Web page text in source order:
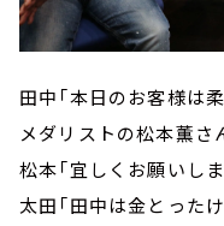
田中「本日のお客様は
メダリストの松本薫さ
松本「宜しくお願いしま
太田「田中は金とったけ